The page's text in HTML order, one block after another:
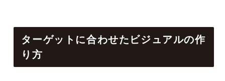
ターゲットに合わせたビジュアルの作
り方